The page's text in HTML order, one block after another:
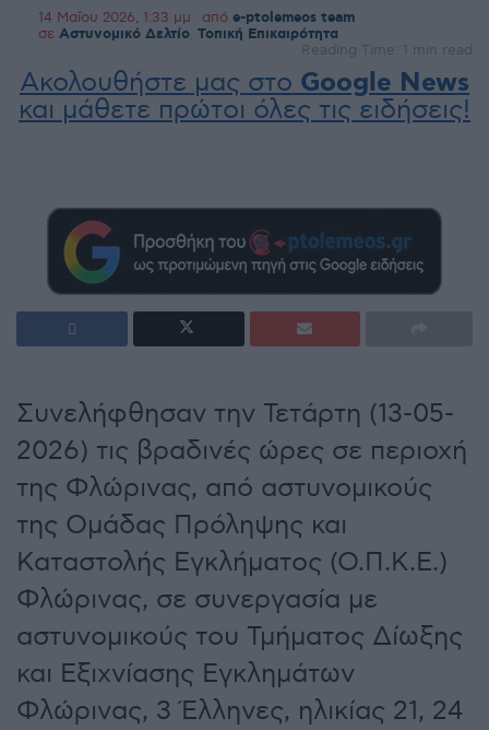
14 Μαΐου 2026, 1:33 μμ από e-ptolemeos team
σε Αστυνομικό Δελτίο Τοπική Επικαιρότητα
Reading Time: 1 min read
Ακολουθήστε μας στο Google News
και μάθετε πρώτοι όλες τις ειδήσεις!
Συνελήφθησαν την Τετάρτη (13-05-
2026) τις βραδινές ώρες σε περιοχή
της Φλώρινας, από αστυνομικούς
της Ομάδας Πρόληψης και
Καταστολής Εγκλήματος (Ο.Π.Κ.Ε.)
Φλώρινας, σε συνεργασία με
αστυνομικούς του Τμήματος Δίωξης
και Εξιχνίασης Εγκλημάτων
Φλώρινας, 3 Έλληνες, ηλικίας 21, 24